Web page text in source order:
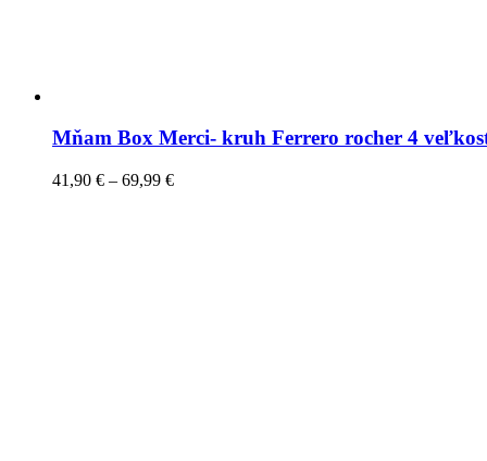
Mňam Box Merci- kruh Ferrero rocher 4
41,90 € – 69,99 €